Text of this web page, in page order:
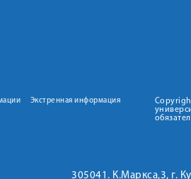
Экстренная информация
305041. К.Маркса,3, г.